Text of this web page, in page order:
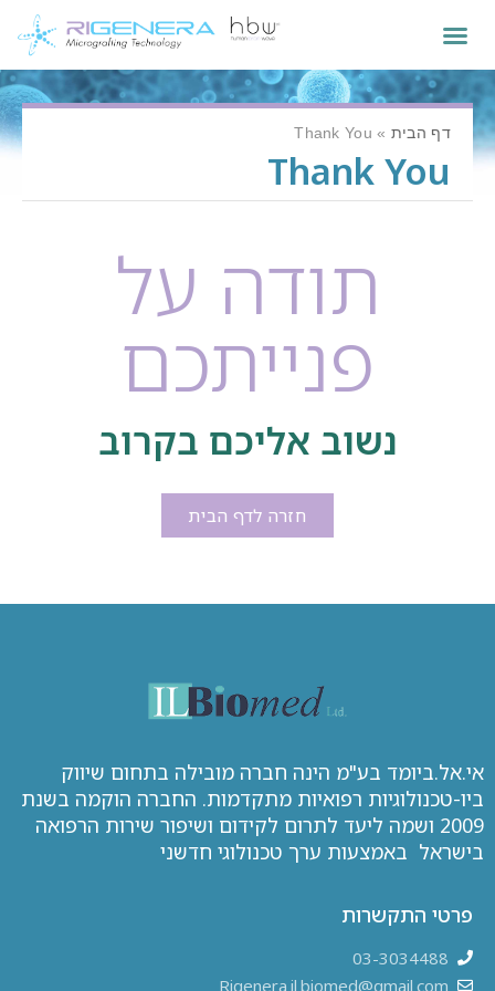
דף הבית »
Thank You
Thank You
תודה על
פנייתכם​
נשוב אליכם בקרוב
חזרה לדף הבית
פרטי התקשרות
03-3034488
Rigenera.il.biomed@gmail.com
אי.אל.ביומד בע"מ הינה חברה מובילה בתחום שיווק
ביו-טכנולוגיות רפואיות מתקדמות. החברה הוקמה בשנת
2009 ושמה ליעד לתרום לקידום ושיפור שירות הרפואה
בישראל באמצעות ערך טכנולוגי חדשני